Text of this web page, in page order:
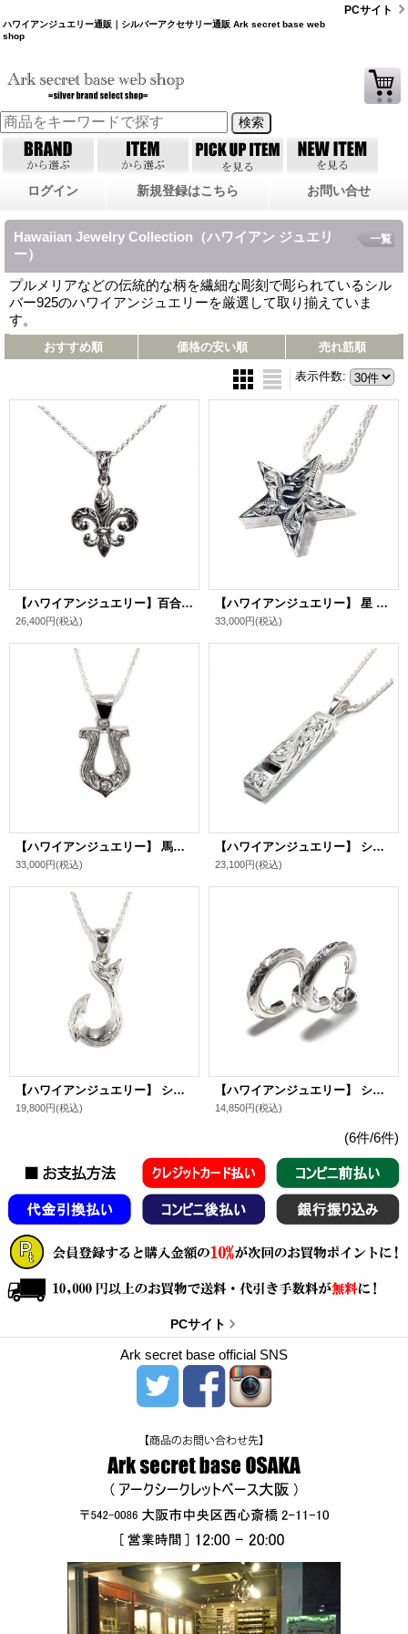
ハワイアンジュエリー通販｜シルバーアクセサリー通販 Ark secret base web
shop
PCサイト
ログイン 新規登録はこちら お問い合せ
Hawaiian Jewelry Collection（ハワイアン ジュエリ
ー）
プルメリアなどの伝統的な柄を繊細な彫刻で彫られているシル
バー925のハワイアンジュエリーを厳選して取り揃えていま
す。
一覧
おすすめ順 価格の安い順 売れ筋順
表示件数:
【ハワイアンジュエリー】百合の紋章 シルバー925 リリーペンダント
26,400円(税込)
【ハワイアンジュエリー】 星 シルバー925 リバーシブル スターペンダント
33,000円(税込)
【ハワイアンジュエリー】 馬蹄 シルバー925 ホースシューペンダント
33,000円(税込)
【ハワイアンジュエリー】 シルバー925 ホイッスルペンダント
23,100円(税込)
【ハワイアンジュエリー】 シルバー925 フィッシュフックペンダント（スモール）
19,800円(税込)
【ハワイアンジュエリー】 シルバー925 トロピカルフープピアス
14,850円(税込)
(6件/6件)
PCサイト
Ark secret base official SNS